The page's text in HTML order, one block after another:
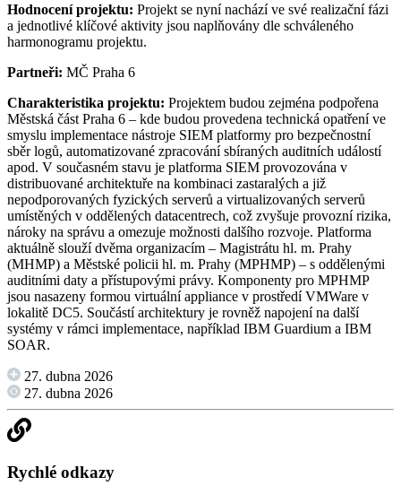
Hodnocení projektu: Projekt se nyní nachází ve své realizační fázi
a jednotlivé klíčové aktivity jsou naplňovány dle schváleného
harmonogramu projektu.
Partneři: MČ Praha 6
Charakteristika projektu: Projektem budou zejména podpořena
Městská část Praha 6 – kde budou provedena technická opatření ve
smyslu implementace nástroje SIEM platformy pro bezpečnostní
sběr logů, automatizované zpracování sbíraných auditních událostí
apod. V současném stavu je platforma SIEM provozována v
distribuované architektuře na kombinaci zastaralých a již
nepodporovaných fyzických serverů a virtualizovaných serverů
umístěných v oddělených datacentrech, což zvyšuje provozní rizika,
nároky na správu a omezuje možnosti dalšího rozvoje. Platforma
aktuálně slouží dvěma organizacím – Magistrátu hl. m. Prahy
(MHMP) a Městské policii hl. m. Prahy (MPHMP) – s oddělenými
auditními daty a přístupovými právy. Komponenty pro MPHMP
jsou nasazeny formou virtuální appliance v prostředí VMWare v
lokalitě DC5. Součástí architektury je rovněž napojení na další
systémy v rámci implementace, například IBM Guardium a IBM
SOAR.
27. dubna 2026
27. dubna 2026
Rychlé odkazy